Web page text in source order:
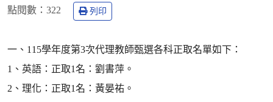
點閱數： 322 列印
一、115學年度第3次代理教師甄選各科正取名單如下：
1、英語：正取1名：劉書萍。
2、理化：正取1名：黃晏祐。